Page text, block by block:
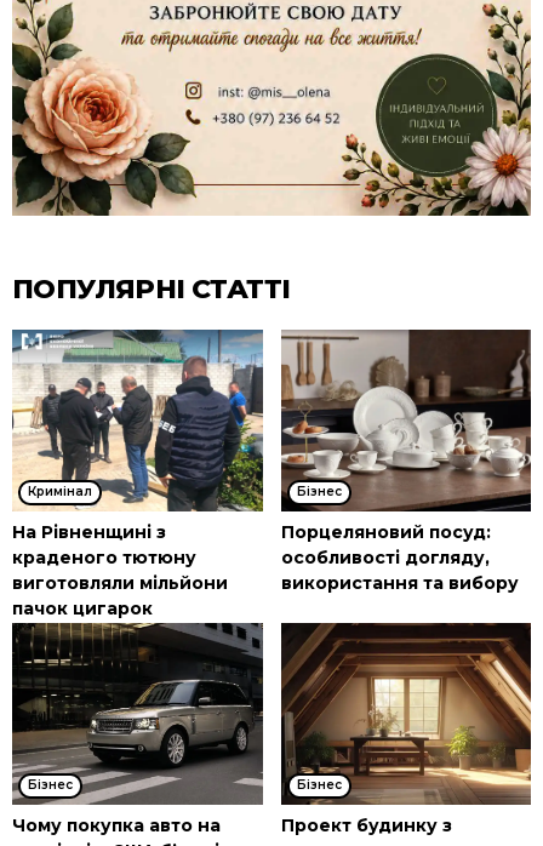
ПОПУЛЯРНІ СТАТТІ
Кримінал
На Рівненщині з
краденого тютюну
виготовляли мільйони
пачок цигарок
Бізнес
Порцеляновий посуд:
особливості догляду,
використання та вибору
Бізнес
Чому покупка авто на
Бізнес
Проект будинку з